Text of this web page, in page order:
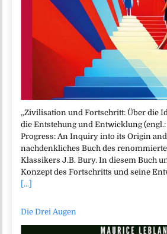
„Zivilisation und Fortschritt: Über die
die Entstehung und Entwicklung
Progress: An Inquiry into its Origin
nachdenkliches Buch des
Klassikers J.B. Bury. In diesem Buch
Konzept des Fortschritts und seine
[...]
Die Drei Augen